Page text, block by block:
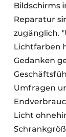
Bildschirms
Reparatur
zugänglich.
Lichtfarben
Gedanken
Umfragen
Licht